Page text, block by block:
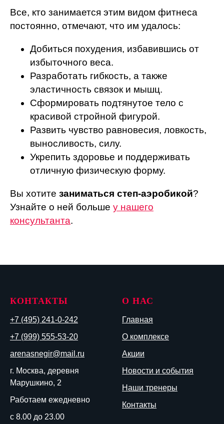
Все, кто занимается этим видом фитнеса
постоянно, отмечают, что им удалось:
Добиться похудения, избавившись от
избыточного веса.
Разработать гибкость, а также
эластичность связок и мышц.
Сформировать подтянутое тело с
красивой стройной фигурой.
Развить чувство равновесия, ловкость,
выносливость, силу.
Укрепить здоровье и поддерживать
отличную физическую форму.
Вы хотите заниматься степ-аэробикой?
Узнайте о ней больше у нашего
консультанта.
КОНТАКТЫ
+7 (495) 241-0-242
+7 (999) 555-53-20
arenasnegir@mail.ru
г. Москва, деревня
Марушкино, 2
Работаем ежедневно
с 8.00 до 23.00
О НАС
Главная
О комплексе
Акции
Новости и события
Наши тренеры
Контакты